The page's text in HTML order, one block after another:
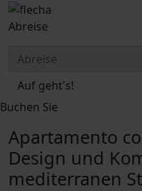
Abreise
Auf geht's!
Buchen Sie
Apartamento
Design und
mediterranen